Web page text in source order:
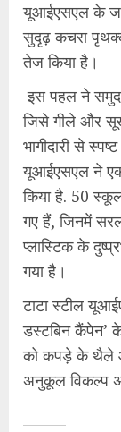
यूआईएसएल के जन
सुदृढ़ कचरा
तेज किया है।
इस पहल ने
जिसे गीले और
भागीदारी से
यूआईएसएल ने
किया है. 50
गए हैं, जिनमें
प्लास्टिक के
गया है।
टाटा स्टील
डस्टबिन कैंपेन’
को कपड़े के थैले
अनुकूल विकल्प